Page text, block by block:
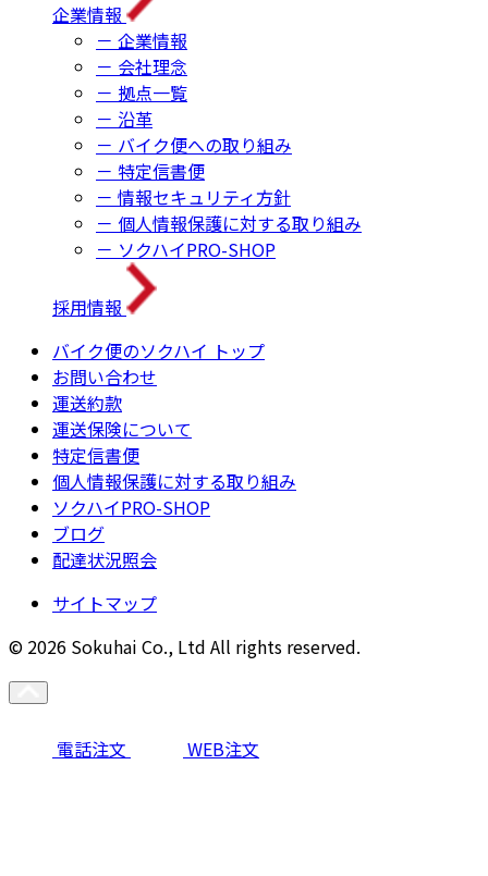
企業情報
－ 企業情報
－ 会社理念
－ 拠点一覧
－ 沿革
－ バイク便への取り組み
－ 特定信書便
－ 情報セキュリティ方針
－ 個人情報保護に対する取り組み
－ ソクハイPRO-SHOP
採用情報
バイク便のソクハイ トップ
お問い合わせ
運送約款
運送保険について
特定信書便
個人情報保護に対する取り組み
ソクハイPRO-SHOP
ブログ
配達状況照会
サイトマップ
© 2026 Sokuhai Co., Ltd All rights reserved.
電話注文 WEB注文